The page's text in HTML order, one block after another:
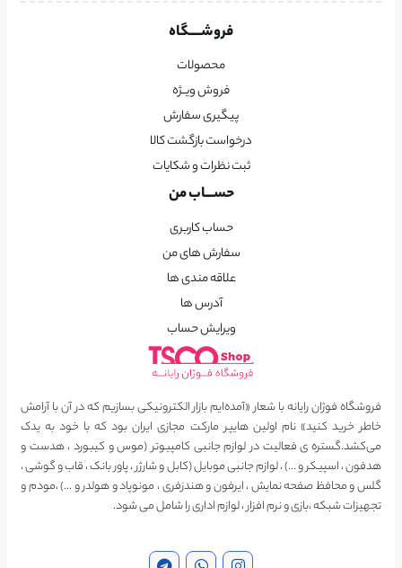
فروشــــگاه
محصولات
فروش ویــژه
پیگیری سفارش
درخواست بازگشت کالا
ثبت نظرات و شکایات
حســـاب من
حساب کاربری
سفارش های من
علاقه مندی ها
آدرس ها
ویرایش حساب
فروشگاه فوژان رایانه با شعار «آمده‌ایم بازار الکترونیکی بسازیم که در آن با آرامش
خاطر خرید کنید» نام اولین هایپر مارکت مجازی ایران بود که با خود به یدک
می‌کشد.گستره ی فعالیت در لوازم جانبی کامپیوتر (موس و کیبورد ، هدست و
هدفون ، اسپیکر و …) ، لوازم جانبی موبایل (کابل و شارژر ، پاور بانک ، قاب و گوشی ،
گلس و محافظ صفحه نمایش ، ایرفون و هندزفری ، مونوپاد و هولدر و …) ،مودم و
تجهیزات شبکه ،بازی و نرم افزار ، لوازم اداری را شامل می شود.